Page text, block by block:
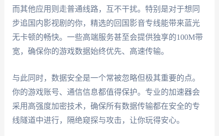
而其他应用则走普通线路，互不干扰。特别是对于想同
步追国内影视剧的你，精选的回国影音专线能带来蓝光
无卡顿的畅快。一些高端服务甚至会提供独享的100M带
宽，确保你的游戏数据始终优先、高速传输。
与此同时，数据安全是一个常被忽略但极其重要的点。
你的游戏账号、通信信息都值得保护。专业的加速器会
采用高强度加密技术，确保所有数据传输都在安全的专
线隧道中进行，隔绝窥探与攻击，让你玩得安心。